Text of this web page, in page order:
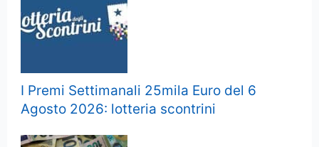
I Premi Settimanali 25mila Euro del 6
Agosto 2026: lotteria scontrini